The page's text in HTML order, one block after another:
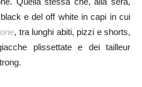
e del off white in capi in cui
, tra lunghi abiti, pizzi e shorts,
plissettate e dei tailleur